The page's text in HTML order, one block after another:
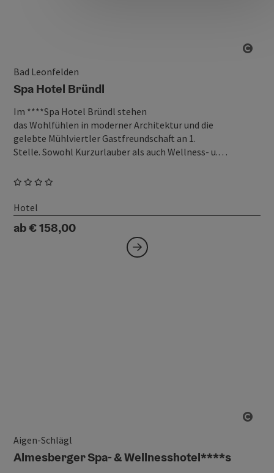
Bad Leonfelden
Spa Hotel Bründl
Im ****Spa Hotel Bründl stehen
das Wohlfühlen in moderner Architektur und die
gelebte Mühlviertler Gastfreundschaft an 1.
Stelle. Sowohl Kurzurlauber als auch Wellness- u.…
Hotel
ab € 158,00
Aigen-Schlägl
Almesberger Spa- & Wellnesshotel****s